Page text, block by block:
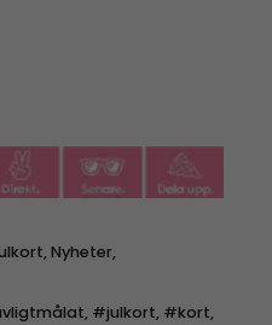
,Nyheter,
, #julkort, #kort,